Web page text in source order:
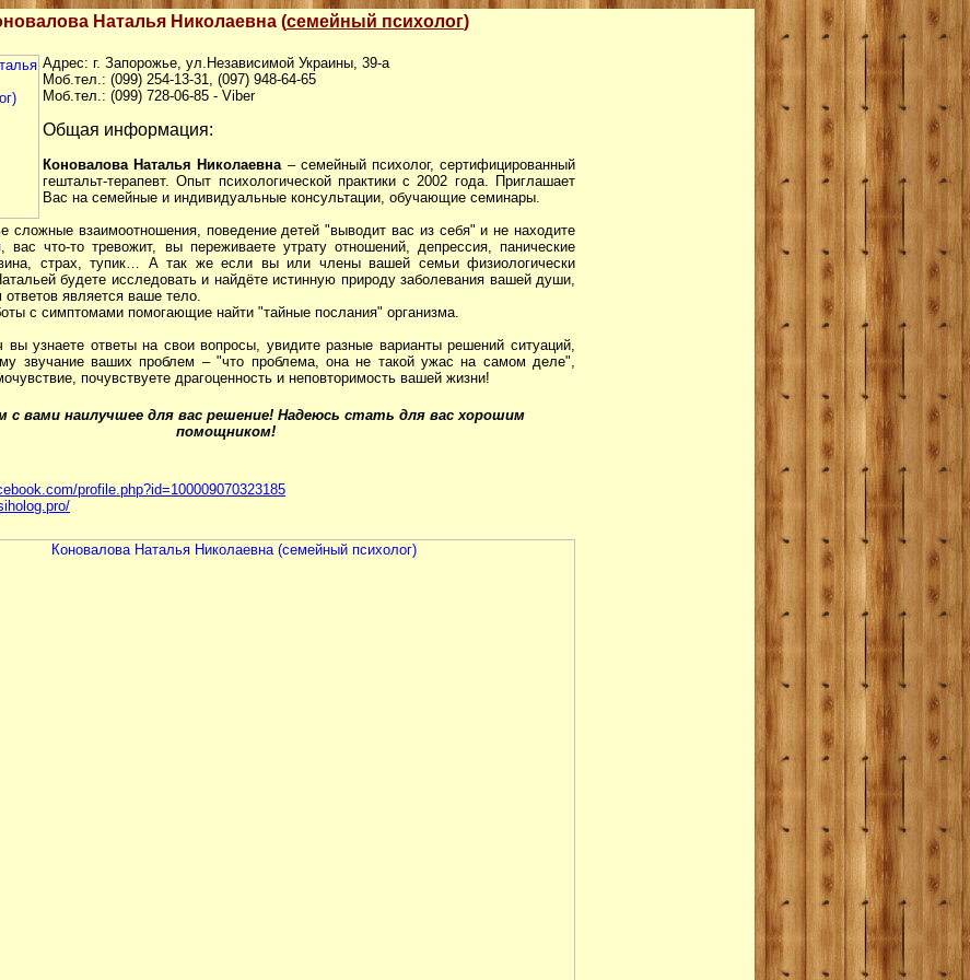
Наталья Николаевна (семейный психолог)
Адрес: г. Запорожье, ул.Независимой Украины, 39-а
Моб.тел.: (099) 254-13-31, (097) 948-64-65
Моб.тел.: (099) 728-06-85 - Viber
Общая информация:
Коновалова Наталья Николаевна– семейный психолог, сертифицированный
гештальт-терапевт. Опыт психологической практики с 2002 года. Приглашает
Вас на семейные и индивидуальные консультации, обучающие семинары.
сложные взаимоотношения, поведение детей "выводит вас из себя" и не находите
вас что-то тревожит, вы переживаете утрату отношений, депрессия, панические
страх, тупик… А так же если вы или члены вашей семьи физиологически
будете исследовать и найдёте истинную природу заболевания вашей души,
ответов является ваше тело.
с симптомами помогающие найти "тайные послания" организма.
вы узнаете ответы на свои вопросы, увидите разные варианты решений ситуаций,
звучание ваших проблем – "что проблема, она не такой ужас на самом деле",
почувствуете драгоценность и неповторимость вашей жизни!
с вами наилучшее для вас решение! Надеюсь стать для вас хорошим
помощником!
profile.php?id=100009070323185